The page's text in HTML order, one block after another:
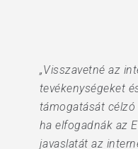
„Visszavetné az
tevékenységeket
támogatását
ha elfogadnák az
javaslatát az